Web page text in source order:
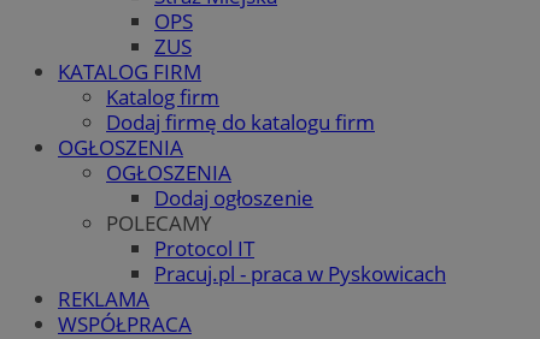
OPS
ZUS
KATALOG FIRM
Katalog firm
Dodaj firmę do katalogu firm
OGŁOSZENIA
OGŁOSZENIA
Dodaj ogłoszenie
POLECAMY
Protocol IT
Pracuj.pl - praca w Pyskowicach
REKLAMA
WSPÓŁPRACA